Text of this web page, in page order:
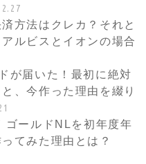
方法はクレカ？それと
ルビスとイオンの場合
が届いた！最初に絶対
、今作った理由を綴り
ゴールドNLを初年度年
てみた理由とは？